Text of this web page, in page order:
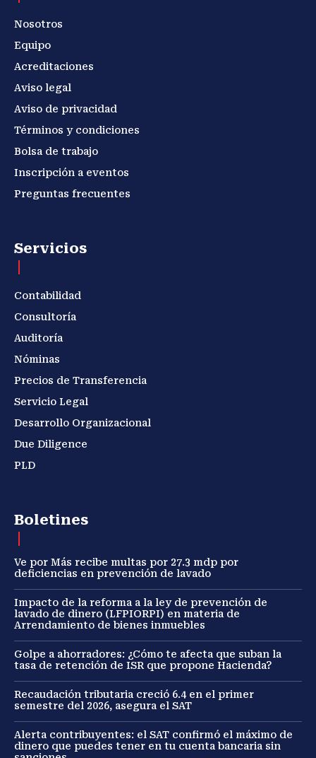
Nosotros
Equipo
Acreditaciones
Aviso legal
Aviso de privacidad
Términos y condiciones
Bolsa de trabajo
Inscripción a eventos
Preguntas frecuentes
Servicios
Contabilidad
Consultoría
Auditoría
Nóminas
Precios de Transferencia
Servicio Legal
Desarrollo Organizacional
Due Diligence
PLD
Boletines
Ve por Más recibe multas por 27.3 mdp por
deficiencias en prevención de lavado
Impacto de la reforma a la ley de prevención de
lavado de dinero (LFPIORPI) en materia de
Arrendamiento de bienes inmuebles
Golpe a ahorradores: ¿Cómo te afecta que suban la
tasa de retención de ISR que propone Hacienda?
Recaudación tributaria creció 6.4 en el primer
semestre del 2026, asegura el SAT
Alerta contribuyentes: el SAT confirmó el máximo de
dinero que puedes tener en tu cuenta bancaria sin